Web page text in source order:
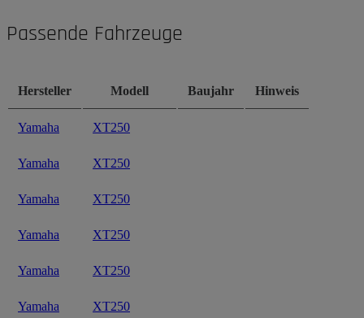
Passende Fahrzeuge
Hersteller Modell Baujahr Hinweis
Yamaha XT250
Yamaha XT250
Yamaha XT250
Yamaha XT250
Yamaha XT250
Yamaha XT250